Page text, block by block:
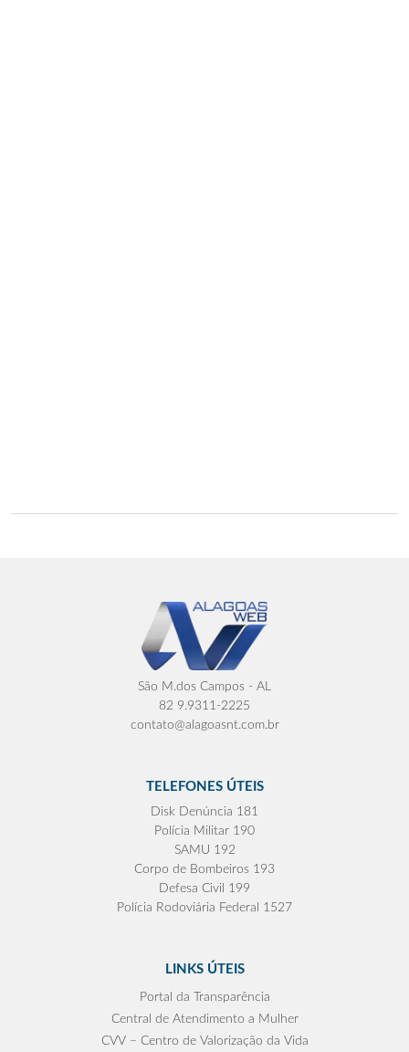
São M.dos Campos - AL
82 9.9311-2225
contato@alagoasnt.com.br
TELEFONES ÚTEIS
Disk Denúncia 181
Polícia Militar 190
SAMU 192
Corpo de Bombeiros 193
Defesa Civil 199
Polícia Rodoviária Federal 1527
LINKS ÚTEIS
Portal da Transparência
Central de Atendimento a Mulher
CVV – Centro de Valorização da Vida